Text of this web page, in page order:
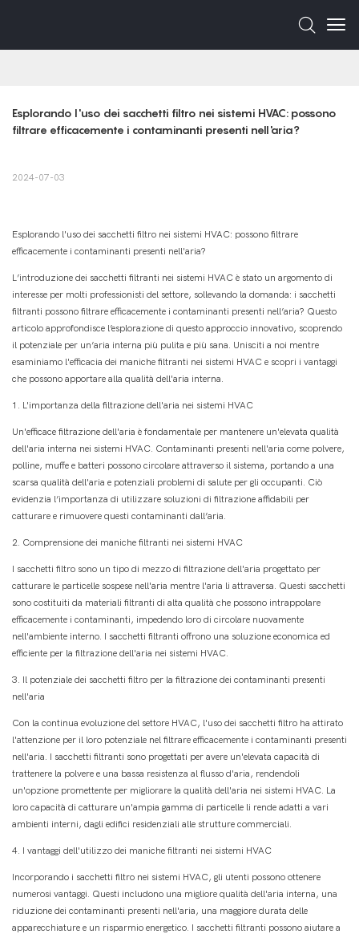
Esplorando l'uso dei sacchetti filtro nei sistemi HVAC: possono
filtrare efficacemente i contaminanti presenti nell'aria?
2024-07-03
Esplorando l'uso dei sacchetti filtro nei sistemi HVAC: possono filtrare
efficacemente i contaminanti presenti nell'aria?
L’introduzione dei sacchetti filtranti nei sistemi HVAC è stato un argomento di
interesse per molti professionisti del settore, sollevando la domanda: i sacchetti
filtranti possono filtrare efficacemente i contaminanti presenti nell’aria? Questo
articolo approfondisce l’esplorazione di questo approccio innovativo, scoprendo
il potenziale per un’aria interna più pulita e più sana. Unisciti a noi mentre
esaminiamo l'efficacia dei maniche filtranti nei sistemi HVAC e scopri i vantaggi
che possono apportare alla qualità dell'aria interna.
1. L'importanza della filtrazione dell'aria nei sistemi HVAC
Un'efficace filtrazione dell'aria è fondamentale per mantenere un'elevata qualità
dell'aria interna nei sistemi HVAC. Contaminanti presenti nell'aria come polvere,
polline, muffe e batteri possono circolare attraverso il sistema, portando a una
scarsa qualità dell'aria e potenziali problemi di salute per gli occupanti. Ciò
evidenzia l’importanza di utilizzare soluzioni di filtrazione affidabili per
catturare e rimuovere questi contaminanti dall’aria.
2. Comprensione dei maniche filtranti nei sistemi HVAC
I sacchetti filtro sono un tipo di mezzo di filtrazione dell'aria progettato per
catturare le particelle sospese nell'aria mentre l'aria li attraversa. Questi sacchetti
sono costituiti da materiali filtranti di alta qualità che possono intrappolare
efficacemente i contaminanti, impedendo loro di circolare nuovamente
nell'ambiente interno. I sacchetti filtranti offrono una soluzione economica ed
efficiente per la filtrazione dell'aria nei sistemi HVAC.
3. Il potenziale dei sacchetti filtro per la filtrazione dei contaminanti presenti
nell'aria
Con la continua evoluzione del settore HVAC, l'uso dei sacchetti filtro ha attirato
l'attenzione per il loro potenziale nel filtrare efficacemente i contaminanti presenti
nell'aria. I sacchetti filtranti sono progettati per avere un'elevata capacità di
trattenere la polvere e una bassa resistenza al flusso d'aria, rendendoli
un'opzione promettente per migliorare la qualità dell'aria nei sistemi HVAC. La
loro capacità di catturare un'ampia gamma di particelle li rende adatti a vari
ambienti interni, dagli edifici residenziali alle strutture commerciali.
4. I vantaggi dell'utilizzo dei maniche filtranti nei sistemi HVAC
Incorporando i sacchetti filtro nei sistemi HVAC, gli utenti possono ottenere
numerosi vantaggi. Questi includono una migliore qualità dell'aria interna, una
riduzione dei contaminanti presenti nell'aria, una maggiore durata delle
apparecchiature e un risparmio energetico. I sacchetti filtranti possono aiutare a